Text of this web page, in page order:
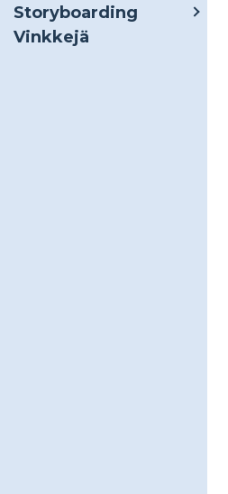
Storyboarding
Vinkkejä